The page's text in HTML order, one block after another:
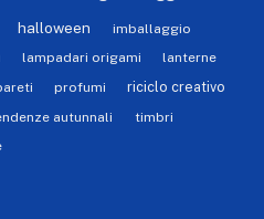
halloween
imballaggio
lampadari origami
lanterne
profumi
riciclo creativo
autunnali
timbri